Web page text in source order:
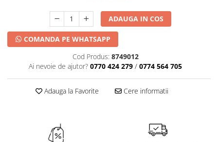
DECOR TOAMNA
DECOR IARNA
TEMATICA CULINARA
DECOR MOS NICOLAE
TEMATICA FLORALA
ADAUGA IN COS
COMANDA PE WHATSAPP
Cod Produs: 8749012
Ai nevoie de ajutor? 0770 424 279 / 0774 564 705
Adauga la Favorite Cere informatii